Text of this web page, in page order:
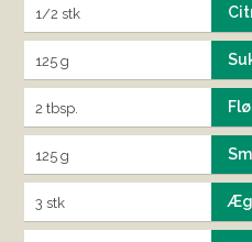
1/2 stk
125 g
2 tbsp.
125 g
3 stk Æg